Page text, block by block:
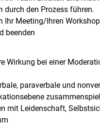
durch den Prozess führen.
Ihr Meeting/Ihren
beenden
Wirkung bei einer
paraverbale und
mit Leidenschaft,